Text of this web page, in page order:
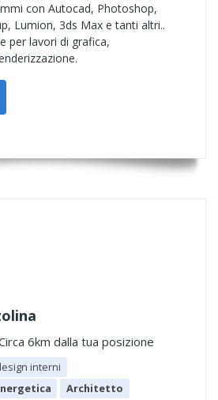
con Autocad, Photoshop,
Lumion, 3ds Max e tanti altri..
per lavori di grafica,
6km dalla tua posizione
interni
Architetto